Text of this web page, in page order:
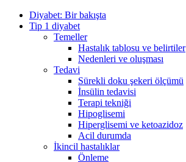
Diyabet: Bir bakışta
Tip 1 diyabet
Temeller
Hastalık tablosu ve belirtiler
Nedenleri ve oluşması
Tedavi
Sürekli doku şekeri ölçümü
İnsülin tedavisi
Terapi tekniği
Hipoglisemi
Hiperglisemi ve ketoazidoz
Acil durumda
İkincil hastalıklar
Önleme